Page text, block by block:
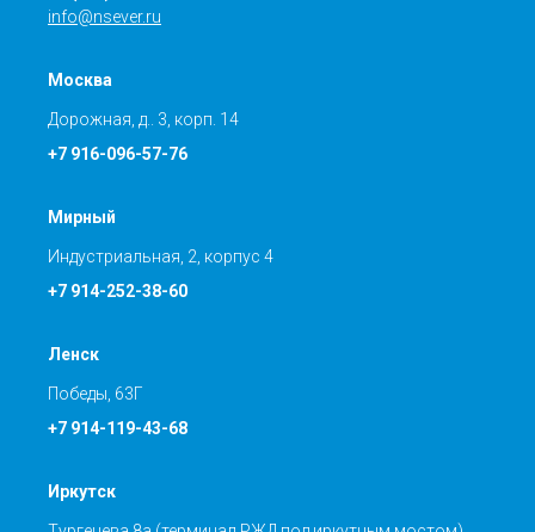
info@nsever.ru
Москва
Дорожная, д.. 3, корп. 14
+7 916-096-57-76
Мирный
Индустриальная, 2, корпус 4
+7 914-252-38-60
Ленск
Победы, 63Г
+7 914-119-43-68
Иркутск